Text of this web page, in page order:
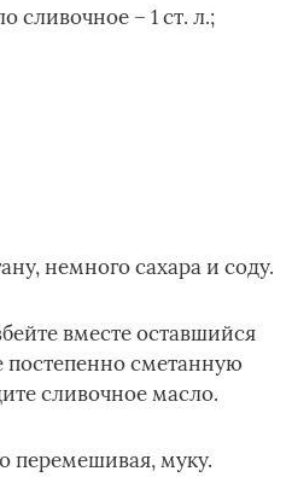
сливочное – 1 ст. л.;
немного сахара и соду.
вместе оставшийся
постепенно сметанную
сливочное масло.
перемешивая, муку.